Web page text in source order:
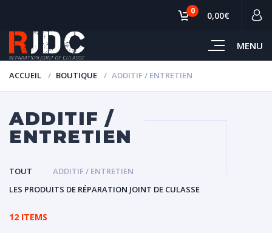
MENU
0 0,00€
ACCUEIL BOUTIQUE ADDITIF / ENTRETIEN
ADDITIF /
ENTRETIEN
TOUT
ADDITIF / ENTRETIEN
LES PRODUITS DE RÉPARATION JOINT DE CULASSE
12 ITEMS